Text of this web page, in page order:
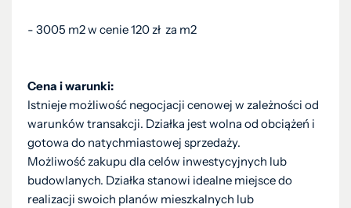
- 3005 m2 w cenie 120 zł za m2
Cena i warunki:
Istnieje możliwość negocjacji cenowej w zależności od
warunków transakcji. Działka jest wolna od obciążeń i
gotowa do natychmiastowej sprzedaży.
Możliwość zakupu dla celów inwestycyjnych lub
budowlanych. Działka stanowi idealne miejsce do
realizacji swoich planów mieszkalnych lub